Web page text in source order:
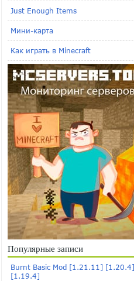
Just Enough Items
Мини-карта
Как играть в Minecraft
Популярные записи
Burnt Basic Mod [1.21.11] [1.20.4]
[1.19.4]